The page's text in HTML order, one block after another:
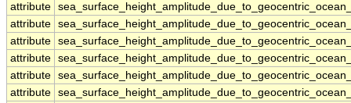
attribute
attribute
attribute
attribute
attribute
attribute